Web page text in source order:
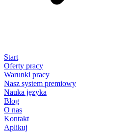
Start
Oferty pracy
Warunki pracy
Nasz system premiowy
Nauka języka
Blog
O nas
Kontakt
Aplikuj